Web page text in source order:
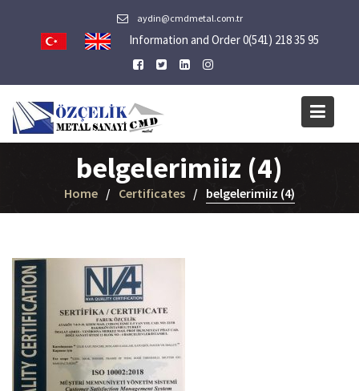
content
aydin@cmdmetal.com.tr
Information and Order 0(541) 218 35 95
belgelerimiiz (4)
Home Certificates belgelerimiiz (4)